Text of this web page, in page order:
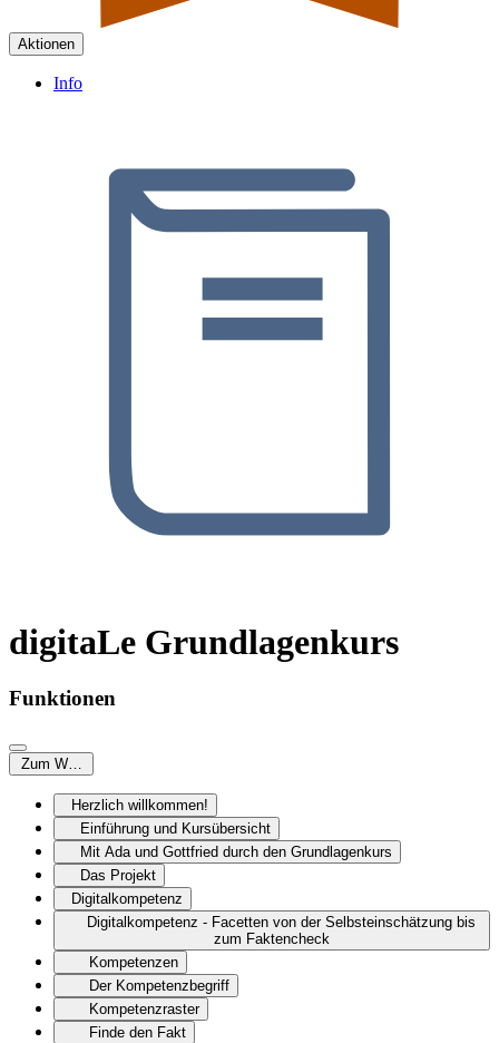
Aktionen
Info
digitaLe Grundlagenkurs
Funktionen
Zum Weiterlesen
Herzlich willkommen!
Einführung und Kursübersicht
Mit Ada und Gottfried durch den Grundlagenkurs
Das Projekt
Digitalkompetenz
Digitalkompetenz - Facetten von der Selbsteinschätzung bis
zum Faktencheck
Kompetenzen
Der Kompetenzbegriff
Kompetenzraster
Finde den Fakt